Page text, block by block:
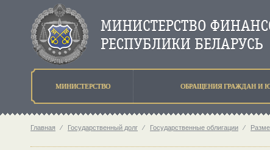
МИНИСТЕРСТВО ОБРАЩЕНИЯ ГРАЖДАН И
Главная ⁄ Государственный долг ⁄ Государственные облигации ⁄